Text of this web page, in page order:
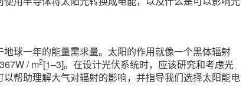
球一年的能量需求量。太阳的作用就像一个黑体辐射
/ m2[1–3]。在设计光伏系统时，应该研究和考虑光
帮助理解大气对辐射的影响，并指导我们选择太阳能电